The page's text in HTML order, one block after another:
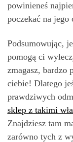
powinieneś
poczekać na jego
Podsumowując,
pomogą ci
zmagasz, bardzo
ciebie! Dlatego
prawdziwych
sklep z takimi
Znajdziesz tam
zarówno tych z